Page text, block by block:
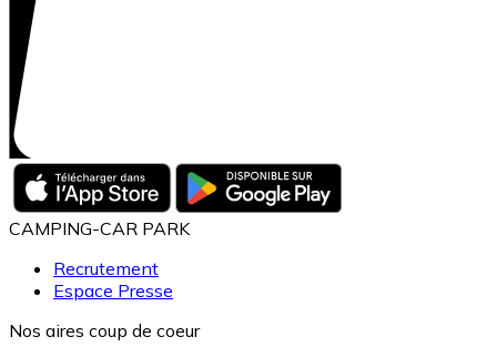
CAMPING-CAR PARK
Recrutement
Espace Presse
Nos aires coup de coeur